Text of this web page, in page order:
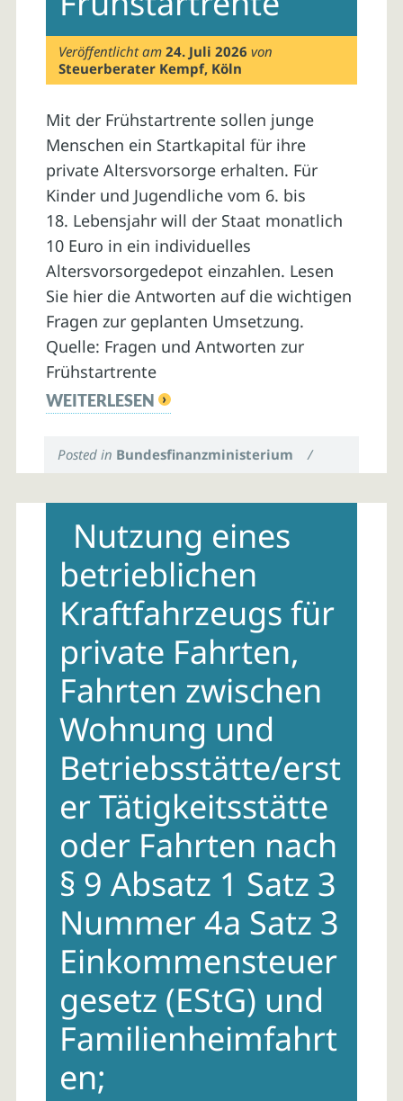
Veröffentlicht am24. Juli 2026 von
Steuerberater Kempf, Köln
Mit der Frühstartrente sollen junge
Menschen ein Startkapital für ihre
private Altersvorsorge erhalten. Für
Kinder und Jugendliche vom 6. bis
18. Lebensjahr will der Staat monatlich
10 Euro in ein individuelles
Altersvorsorgedepot einzahlen. Lesen
Sie hier die Antworten auf die wichtigen
Fragen zur geplanten Umsetzung.
Quelle: Fragen und Antworten zur
Frühstartrente
WEITERLESEN
Posted in Bundesfinanzministerium /
Nutzung eines
betrieblichen
Kraftfahrzeugs für
private Fahrten,
Fahrten zwischen
Wohnung und
Betriebsstätte/erst
er Tätigkeitsstätte
oder Fahrten nach
§ 9 Absatz 1 Satz 3
Nummer 4a Satz 3
Einkommensteuer
gesetz (EStG) und
Familienheimfahrt
en;